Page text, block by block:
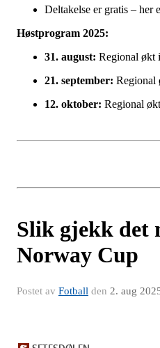
Deltakelse er gratis – her
Høstprogram 2025:
31. august: Regional økt
21. september: Regional
12. oktober: Regional
Slik gjekk det
Norway Cup
Postet av Fotball den 2. aug